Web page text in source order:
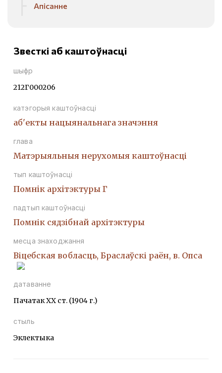
Апісанне
Звесткі аб каштоўнасці
шыфр
212Г000206
катэгорыя каштоўнасці
аб'екты нацыянальнага значэння
глава
Матэрыяльныя нерухомыя каштоўнасці
тып каштоўнасці
Помнiк архiтэктуры Г
падтып каштоўнасці
Помнік сядзібнай архітэктуры
месца знаходжання
Віцебская вобласць, Браслаўскі раён, в. Опса
датаванне
Пачатак ХХ ст. (1904 г.)
стыль
Эклектыка